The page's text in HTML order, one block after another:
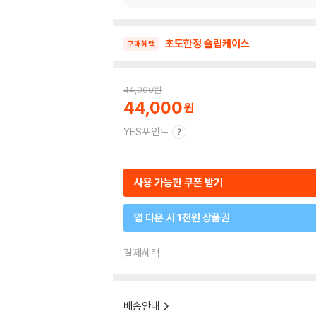
구매혜택 초도한정 슬립케이스
44,000원
44,000
YES포인트
사용 가능한 쿠폰 받기
앱 다운 시 1천원 상품권
결제혜택
배송안내